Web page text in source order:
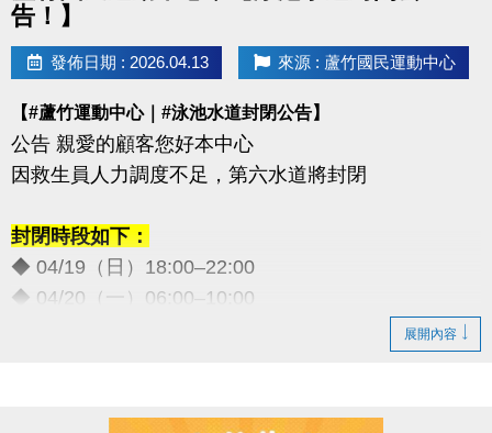
告！】
發佈日期 : 2026.04.13 來源 : 蘆竹國民運動中心
【#蘆竹運動中心｜#泳池水道封閉公告】
公告 親愛的顧客您好本中心
因救生員人力調度不足，第六水道將封閉
封閉時段如下：
◆ 04/19（日）18:00–22:00
◆ 04/20（一）06:00–10:00
造成不便敬請見諒，感謝您的理解與配合
展開內容